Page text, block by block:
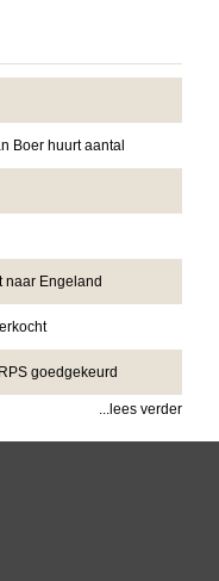
Boer huurt aantal
naar Engeland
goedgekeurd
...lees verder